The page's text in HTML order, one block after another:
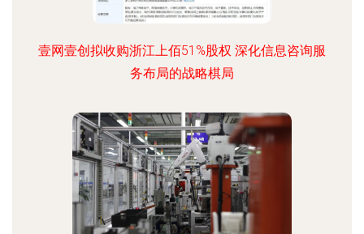
壹网壹创拟收购浙江上佰51%股权 深化信息咨询服
务布局的战略棋局